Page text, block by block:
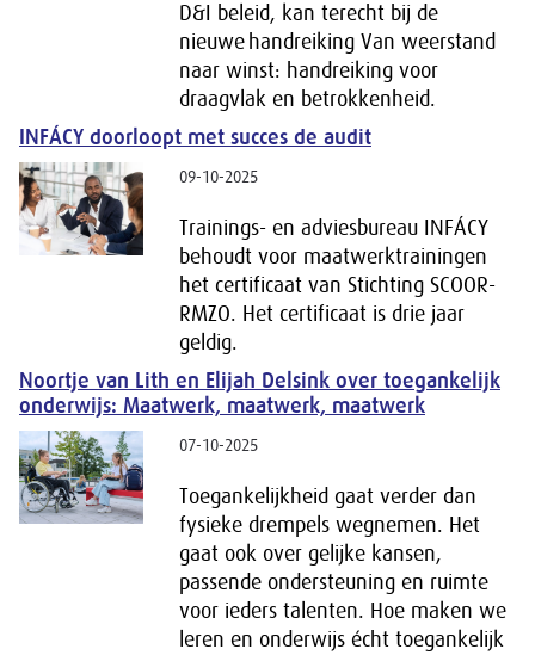
D&I beleid, kan terecht bij de
nieuwe handreiking Van weerstand
naar winst: handreiking voor
draagvlak en betrokkenheid.
INFÁCY doorloopt met succes de audit
09-10-2025
Trainings- en adviesbureau INFÁCY
behoudt voor maatwerktrainingen
het certificaat van Stichting SCOOR-
RMZO. Het certificaat is drie jaar
geldig.
Noortje van Lith en Elijah Delsink over toegankelijk
onderwijs: Maatwerk, maatwerk, maatwerk
07-10-2025
Toegankelijkheid gaat verder dan
fysieke drempels wegnemen. Het
gaat ook over gelijke kansen,
passende ondersteuning en ruimte
voor ieders talenten. Hoe maken we
leren en onderwijs écht toegankelijk